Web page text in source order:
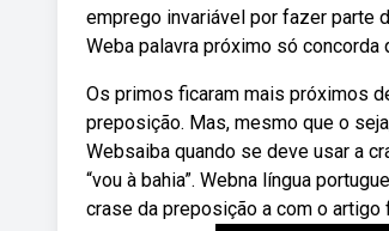
emprego invariável por fazer parte
Weba palavra próximo só concorda
Os primos ficaram mais próximos
preposição. Mas, mesmo que o
Websaiba quando se deve usar a
“vou à bahia”. Webna língua
crase da preposição a com o artigo